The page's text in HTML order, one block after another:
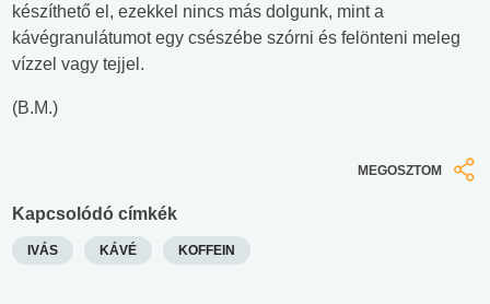
készíthető el, ezekkel nincs más dolgunk, mint a
kávégranulátumot egy csészébe szórni és felönteni meleg
vízzel vagy tejjel.
(B.M.)
MEGOSZTOM
Kapcsolódó címkék
IVÁS KÁVÉ KOFFEIN